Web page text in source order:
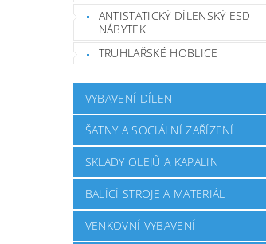
ANTISTATICKÝ DÍLENSKÝ ESD
NÁBYTEK
TRUHLAŘSKÉ HOBLICE
VYBAVENÍ DÍLEN
ŠATNY A SOCIÁLNÍ ZAŘÍZENÍ
SKLADY OLEJŮ A KAPALIN
BALÍCÍ STROJE A MATERIÁL
VENKOVNÍ VYBAVENÍ